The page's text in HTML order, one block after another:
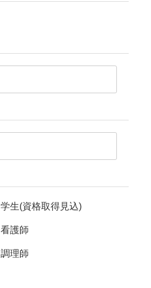
学生(資格取得見込)
看護師
調理師